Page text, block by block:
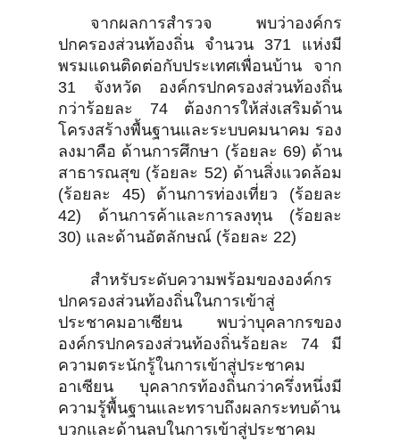
จากผลการสำรวจ พบว่าองค์กร
ปกครองส่วนท้องถิ่น จำนวน 371 แห่งมี
พรมแดนติดต่อกับประเทศเพื่อนบ้าน จาก
31 จังหวัด องค์กรปกครองส่วนท้องถิ่น
กว่าร้อยละ 74 ต้องการให้ส่งเสริมด้าน
โครงสร้างพื้นฐานและระบบคมนาคม รอง
ลงมาคือ ด้านการศึกษา (ร้อยละ 69) ด้าน
สาธารณสุข (ร้อยละ 52) ด้านสิ่งแวดล้อม
(ร้อยละ 45) ด้านการท่องเที่ยว (ร้อยละ
42) ด้านการค้าและการลงทุน (ร้อยละ
30) และด้านอัตลักษณ์ (ร้อยละ 22)
สำหรับระดับความพร้อมขององค์กร
ปกครองส่วนท้องถิ่นในการเข้าสู่
ประชาคมอาเซียน พบว่าบุคลากรของ
องค์กรปกครองส่วนท้องถิ่นร้อยละ 74 มี
ความตระนักรู้ในการเข้าสู่ประชาคม
อาเซียน บุคลากรท้องถิ่นกว่าครึ่งหนึ่งมี
ความรู้พื้นฐานและทราบถึงผลกระทบด้าน
บวกและด้านลบในการเข้าสู่ประชาคม